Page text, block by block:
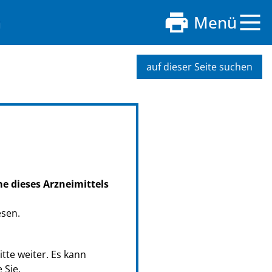
Menü
auf dieser Seite suchen
dieses Arzneimittels
weiter. Es kann
Sie.